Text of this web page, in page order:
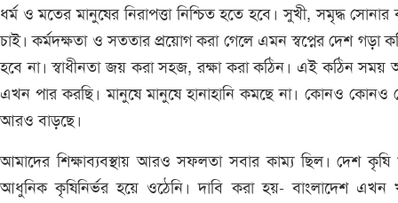
ধর্ম ও মতের মানুষের নিরাপত্তা নিশ্চিত হতে হবে। সুখী, সমৃদ্ধ সোনার
চাই। কর্মদক্ষতা ও সততার প্রয়োগ করা গেলে এমন স্বপ্নের দেশ গড়া
হবে না। স্বাধীনতা জয় করা সহজ, রক্ষা করা কঠিন। এই কঠিন সময়
এখন পার করছি। মানুষে মানুষে হানাহানি কমছে না। কোনও কোনও
আরও বাড়ছে।
আমাদের শিক্ষাব্যবস্থায় আরও সফলতা সবার কাম্য ছিল। দেশ কৃষি
আধুনিক কৃষিনির্ভর হয়ে ওঠেনি। দাবি করা হয়- বাংলাদেশ এখন